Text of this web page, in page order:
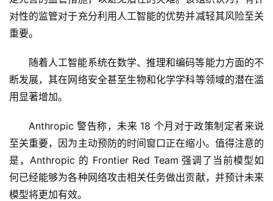
对性的监管对于充分利用人工智能的优势并减轻其风险至关
重要。
随着人工智能系统在数学、推理和编码等能力方面的不
断发展，其在网络安全甚至生物和化学学科等领域的潜在滥
用显著增加。
Anthropic 警告称，未来 18 个月对于政策制定者来说
至关重要，因为主动预防的时间窗口正在缩小。值得注意的
是，Anthropic 的 Frontier Red Team 强调了当前模型如
何已经能够为各种网络攻击相关任务做出贡献，并预计未来
模型将更加有效。